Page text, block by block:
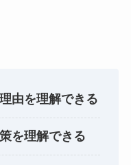
由を理解できる
を理解できる